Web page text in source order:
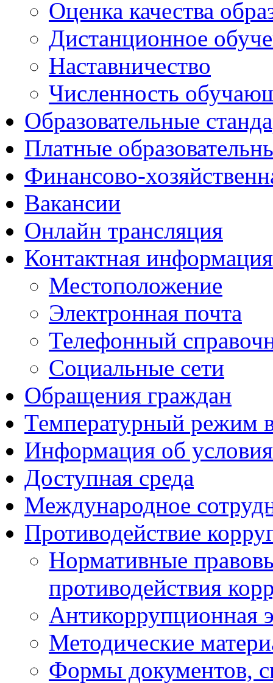
Оценка качества
Дистанционное
Наставничество
Численность
Образовательные
Платные
Финансово-
Вакансии
Онлайн трансляция
Контактная информация
Местоположение
Электронная почта
Телефонный
Социальные сети
Обращения граждан
Температурный режим
Информация об
Доступная среда
Международное
Противодействие
Нормативные
противодействия
Антикоррупционная
Методические
Формы документов,